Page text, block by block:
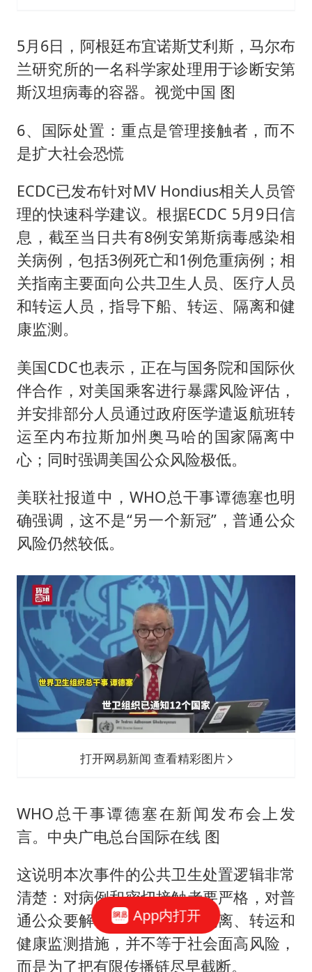
5月6日，阿根廷布宜诺斯艾利斯，马尔布
兰研究所的一名科学家处理用于诊断安第
斯汉坦病毒的容器。视觉中国 图
6、国际处置：重点是管理接触者，而不
是扩大社会恐慌
ECDC已发布针对MV Hondius相关人员管
理的快速科学建议。根据ECDC 5月9日信
息，截至当日共有8例安第斯病毒感染相
关病例，包括3例死亡和1例危重病例；相
关指南主要面向公共卫生人员、医疗人员
和转运人员，指导下船、转运、隔离和健
康监测。
美国CDC也表示，正在与国务院和国际伙
伴合作，对美国乘客进行暴露风险评估，
并安排部分人员通过政府医学遣返航班转
运至内布拉斯加州奥马哈的国家隔离中
心；同时强调美国公众风险极低。
美联社报道中，WHO总干事谭德塞也明
确强调，这不是“另一个新冠”，普通公众
风险仍然较低。
打开网易新闻 查看精彩图片
WHO总干事谭德塞在新闻发布会上发
言。中央广电总台国际在线 图
这说明本次事件的公共卫生处置逻辑非常
清楚：对病例和密切接触者要严格，对普
通公众要解释清楚。严格的隔离、转运和
健康监测措施，并不等于社会面高风险，
而是为了把有限传播链尽早截断。
App内打开